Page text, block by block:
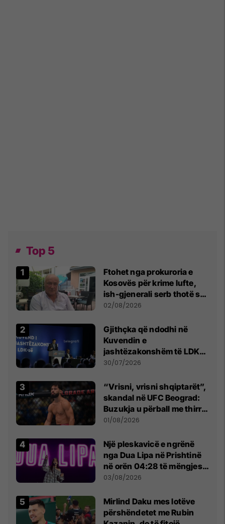
Top 5
Ftohet nga prokuroria e
Kosovës për krime lufte,
ish-gjenerali serb thotë se
dikush e tradhtoi në
02/08/2026
Gjithçka që ndodhi në
Kuvendin e
jashtëzakonshëm të LDK-
së
30/07/2026
“Vrisni, vrisni shqiptarët”,
skandal në UFC Beograd:
Buzukja u përball me thirrje
anti-shqiptare nga
01/08/2026
Një pleskavicë e ngrënë
nga Dua Lipa në Prishtinë
në orën 04:28 të mëngjesit
- dhe bota digjitale serbe
03/08/2026
Mirlind Daku mes lotëve
përshëndetet me Rubin